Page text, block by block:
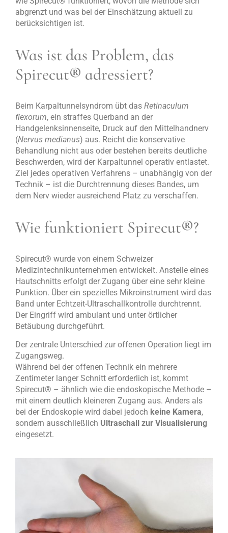
abgrenzt und was bei der Einschätzung aktuell zu
berücksichtigen ist.
Was ist das Problem, das
Spirecut® adressiert?
Beim Karpaltunnelsyndrom übt das Retinaculum
flexorum, ein straffes Querband an der
Handgelenksinnenseite, Druck auf den Mittelhandnerv
(Nervus medianus) aus. Reicht die konservative
Behandlung nicht aus oder bestehen bereits deutliche
Beschwerden, wird der Karpaltunnel operativ entlastet.
Ziel jedes operativen Verfahrens – unabhängig von der
Technik – ist die Durchtrennung dieses Bandes, um
dem Nerv wieder ausreichend Platz zu verschaffen.
Wie funktioniert Spirecut®?
Spirecut® wurde von einem Schweizer
Medizintechnikunternehmen entwickelt. Anstelle eines
Hautschnitts erfolgt der Zugang über eine sehr kleine
Punktion. Über ein spezielles Mikroinstrument wird das
Band unter Echtzeit-Ultraschallkontrolle durchtrennt.
Der Eingriff wird ambulant und unter örtlicher
Betäubung durchgeführt.
Der zentrale Unterschied zur offenen Operation liegt im
Zugangsweg.
Während bei der offenen Technik ein mehrere
Zentimeter langer Schnitt erforderlich ist, kommt
Spirecut® – ähnlich wie die endoskopische Methode –
mit einem deutlich kleineren Zugang aus. Anders als
bei der Endoskopie wird dabei jedoch keine Kamera,
sondern ausschließlich Ultraschall zur Visualisierung
eingesetzt.